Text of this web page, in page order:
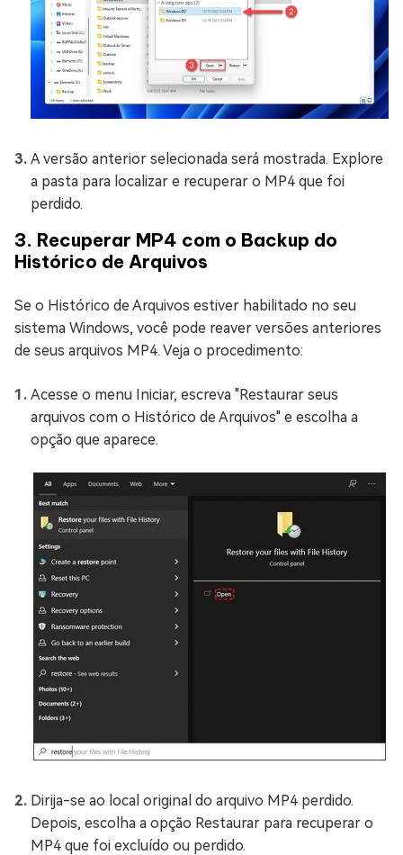
A versão anterior selecionada será mostrada. Explore
a pasta para localizar e recuperar o MP4 que foi
perdido.
3. Recuperar MP4 com o Backup do
Histórico de Arquivos
Se o Histórico de Arquivos estiver habilitado no seu
sistema Windows, você pode reaver versões anteriores
de seus arquivos MP4. Veja o procedimento:
Acesse o menu Iniciar, escreva "Restaurar seus
arquivos com o Histórico de Arquivos" e escolha a
opção que aparece.
Dirija-se ao local original do arquivo MP4 perdido.
Depois, escolha a opção Restaurar para recuperar o
MP4 que foi excluído ou perdido.